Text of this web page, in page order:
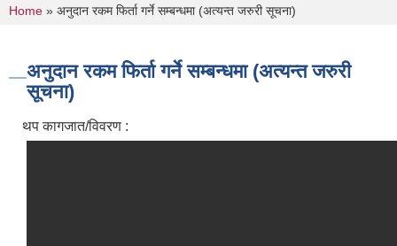
You are here
Home » अनुदान रकम फिर्ता गर्ने सम्बन्धमा (अत्यन्त जरुरी सूचना)
अनुदान रकम फिर्ता गर्ने सम्बन्धमा (अत्यन्त जरुरी
सूचना)
थप कागजात/विवरण :